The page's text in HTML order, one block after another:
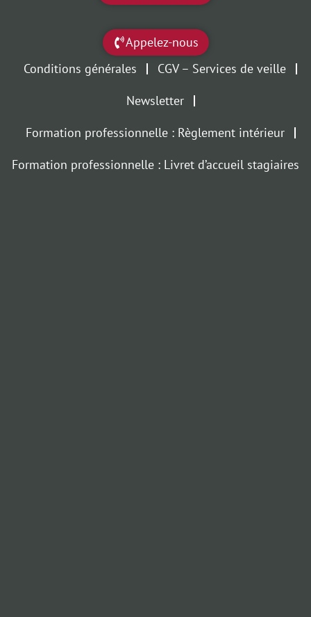
Appelez-nous
Conditions générales
CGV – Services de veille
Newsletter
Formation professionnelle : Règlement intérieur
Formation professionnelle : Livret d’accueil stagiaires